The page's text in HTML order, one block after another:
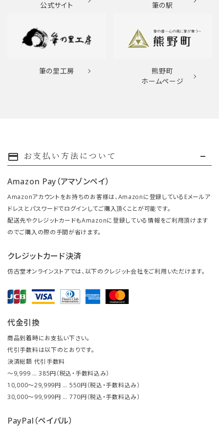
公式サイト
筆の駅
筆の里工房
熊野町
ホームページ
payment お支払い方法について
Amazon Pay（アマゾンペイ）
Amazonアカウントをお持ちのお客様は、Amazonに登録しているEメールア
ドレスとパスワードでログインしてご購入頂くことが可能です。
配送先やクレジットカードもAmazonに登録している情報をご利用頂けます
のでご購入の際の手間が省けます。
クレジットカード決済
仿古堂オンラインストアでは、以下のクレジット会社をご利用いただけます。
代金引換
商品到着時にお支払い下さい。
代引手数料は以下のとおりです。
決済総額 代引手数料
～9,999 … 385円（税込・手数料込み）
10,000～29,999円 … 550円（税込・手数料込み）
30,000～99,999円 … 770円（税込・手数料込み）
PayPal（ペイパル）